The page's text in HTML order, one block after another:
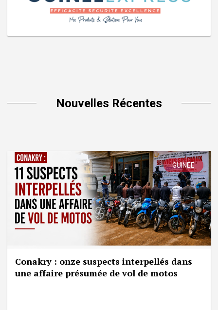
Nouvelles Récentes
GUINÉE
Conakry : onze suspects interpellés dans
une affaire présumée de vol de motos